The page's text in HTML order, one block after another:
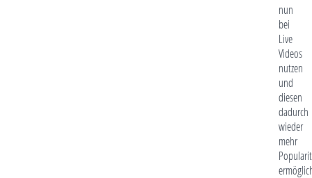
nun
bei
Live
Videos
nutzen
und
diesen
dadurch
wieder
mehr